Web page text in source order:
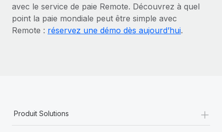
avec le service de paie Remote. Découvrez à quel
point la paie mondiale peut être simple avec
Remote : réservez une démo dès aujourd’hui.
Produit Solutions +